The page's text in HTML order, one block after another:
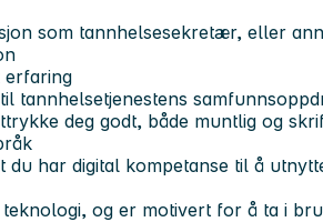
som tannhelsesekretær, eller
erfaring
tannhelsetjenestens
deg godt, både muntlig og
du har digital kompetanse til å
og er motivert for å ta i